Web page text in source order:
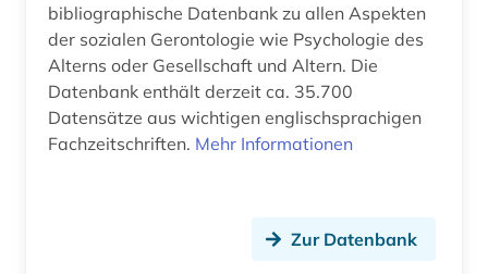
bioethik (5)
biografie (2)
biographie (2)
bibliographische Datenbank zu allen Aspekten
der sozialen Gerontologie wie Psychologie des
Alterns oder Gesellschaft und Altern. Die
Datenbank enthält derzeit ca. 35.700
Datensätze aus wichtigen englischsprachigen
Fachzeitschriften. Mehr Informationen
Zur Datenbank